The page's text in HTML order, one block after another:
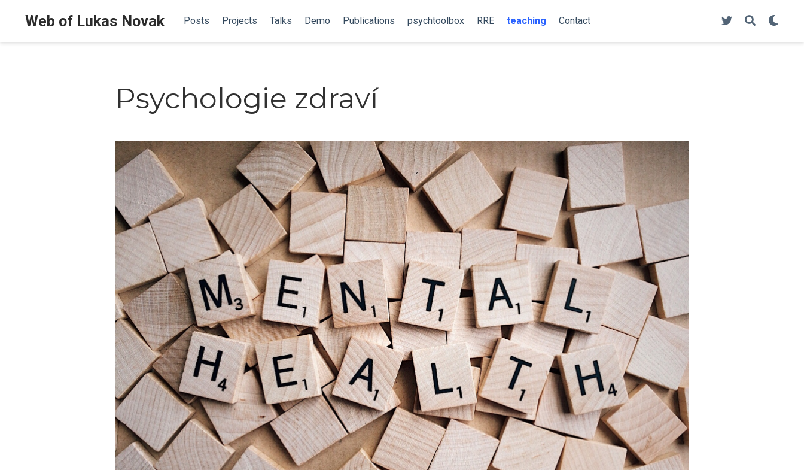
Web of Lukas Novak Posts Projects Talks Demo Publications psychtoolbox RRE teaching Contact
Psychologie zdraví